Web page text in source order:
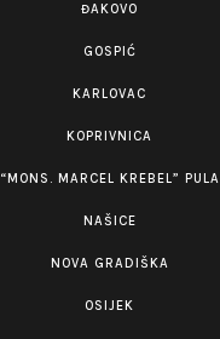
ĐAKOVO
GOSPIĆ
KARLOVAC
KOPRIVNICA
“MONS. MARCEL KREBEL” PULA
NAŠICE
NOVA GRADIŠKA
OSIJEK